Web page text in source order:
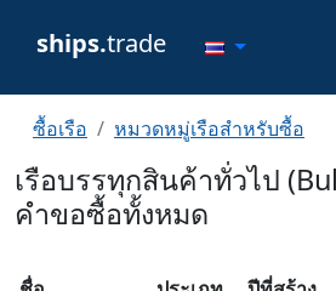
ships.trade
ซื้อเรือ หมวดหมู่เรือสำหรับซื้อ
เรือบรรทุกสินค้าทั่วไป
คำขอซื้อทั้งหมด